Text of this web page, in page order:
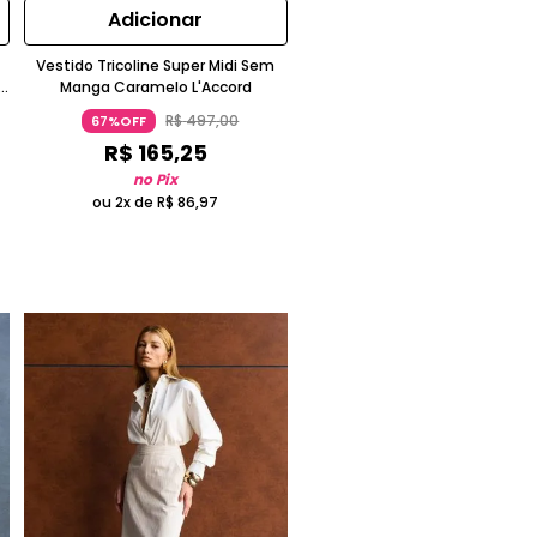
Adicionar
Vestido Tricoline Super Midi Sem
Manga Caramelo L'Accord
67%OFF R$497,00
R$ 165,25
no Pix
ou 2x deR$ 86,97